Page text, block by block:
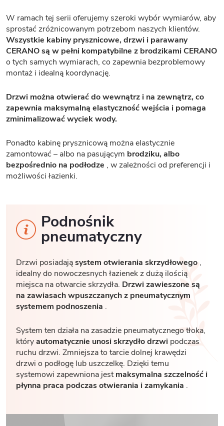
W ramach tej serii oferujemy szeroki wybór wymiarów, aby
sprostać zróżnicowanym potrzebom naszych klientów.
Wszystkie kabiny prysznicowe, drzwi i parawany
CERANO są w pełni kompatybilne z brodzikami CERANO
o tych samych wymiarach, co zapewnia bezproblemowy
montaż i idealną koordynację.
Drzwi można otwierać do wewnątrz i na zewnątrz, co
zapewnia maksymalną elastyczność wejścia i pomaga
zminimalizować wyciek wody.
Ponadto kabinę prysznicową można elastycznie
zamontować – albo na pasującym brodziku, albo
bezpośrednio na podłodze , w zależności od preferencji i
możliwości łazienki.
Podnośnik
pneumatyczny
Drzwi posiadająsystem otwierania skrzydłowego ,
idealny do nowoczesnych łazienek z dużą ilością
miejsca na otwarcie skrzydła. Drzwi zawieszone są
na zawiasach wpuszczanych z pneumatycznym
systemem podnoszenia .
System ten działa na zasadzie pneumatycznego tłoka,
któryautomatycznie unosi skrzydło drzwi podczas
ruchu drzwi. Zmniejsza to tarcie dolnej krawędzi
drzwi o podłogę lub uszczelkę. Dzięki temu
systemowi zapewniona jestmaksymalna szczelność i
płynna praca podczas otwierania i zamykania .